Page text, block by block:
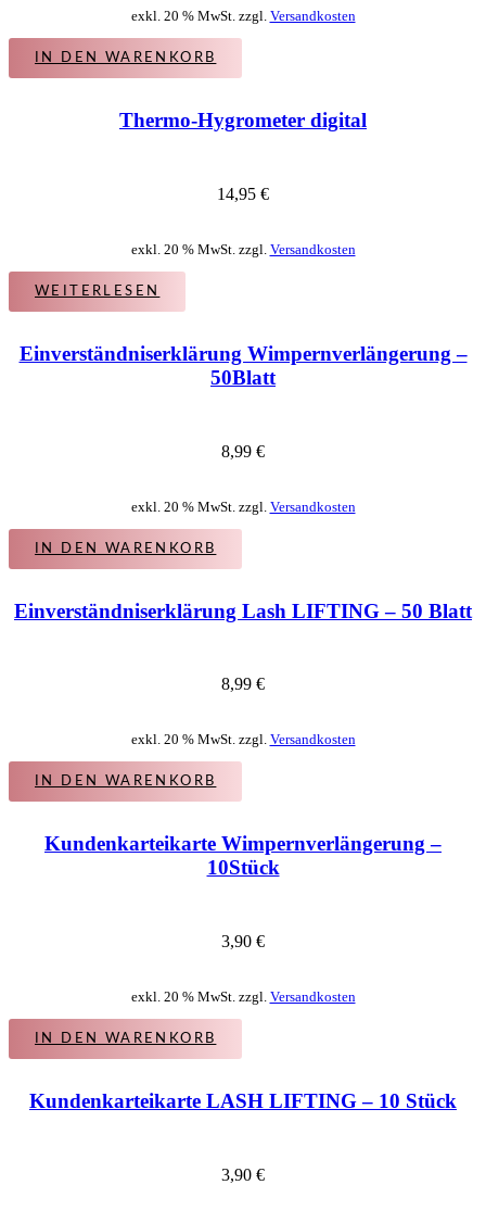
exkl. 20 % MwSt. zzgl. Versandkosten
IN DEN WARENKORB
Thermo-Hygrometer digital
14,95 €
exkl. 20 % MwSt. zzgl. Versandkosten
WEITERLESEN
Einverständniserklärung Wimpernverlängerung –
50Blatt
8,99 €
exkl. 20 % MwSt. zzgl. Versandkosten
IN DEN WARENKORB
Einverständniserklärung Lash LIFTING – 50 Blatt
8,99 €
exkl. 20 % MwSt. zzgl. Versandkosten
IN DEN WARENKORB
Kundenkarteikarte Wimpernverlängerung –
10Stück
3,90 €
exkl. 20 % MwSt. zzgl. Versandkosten
IN DEN WARENKORB
Kundenkarteikarte LASH LIFTING – 10 Stück
3,90 €